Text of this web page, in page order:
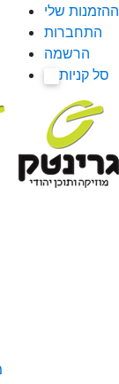
ההזמנות שלי
התחברות
הרשמה
סל קניות